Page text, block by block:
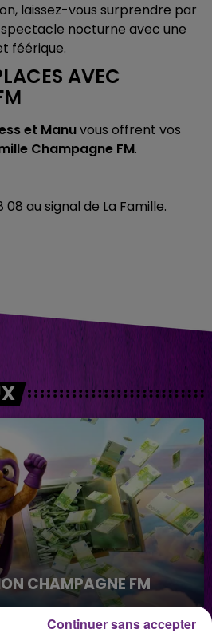
laissez-vous surprendre par
nocturne avec une
féérique.
AVEC
et Manuvous offrent vos
Champagne FM.
au signal de La Famille.
CHAMPAGNE FM
Continuer sans accepter